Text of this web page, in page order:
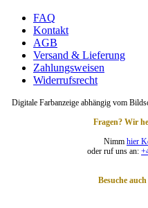
FAQ
Kontakt
AGB
Versand & Lieferung
Zahlungsweisen
Widerrufsrecht
Digitale Farbanzeige abhängig vom
Fragen? Wir
Nimm hier
oder ruf uns an:
Besuche